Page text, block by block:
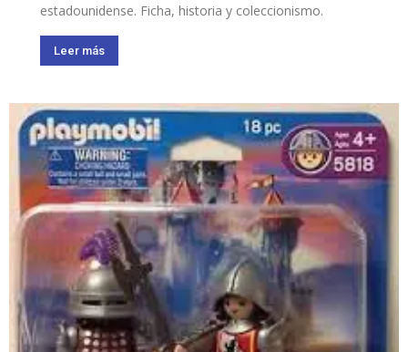
estadounidense. Ficha, historia y coleccionismo.
Leer más